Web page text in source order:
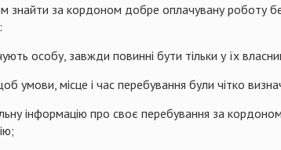
за кордоном добре оплачувану роботу
особу, завжди повинні бути тільки у їх
місце і час перебування були чітко
інформацію про своє перебування за